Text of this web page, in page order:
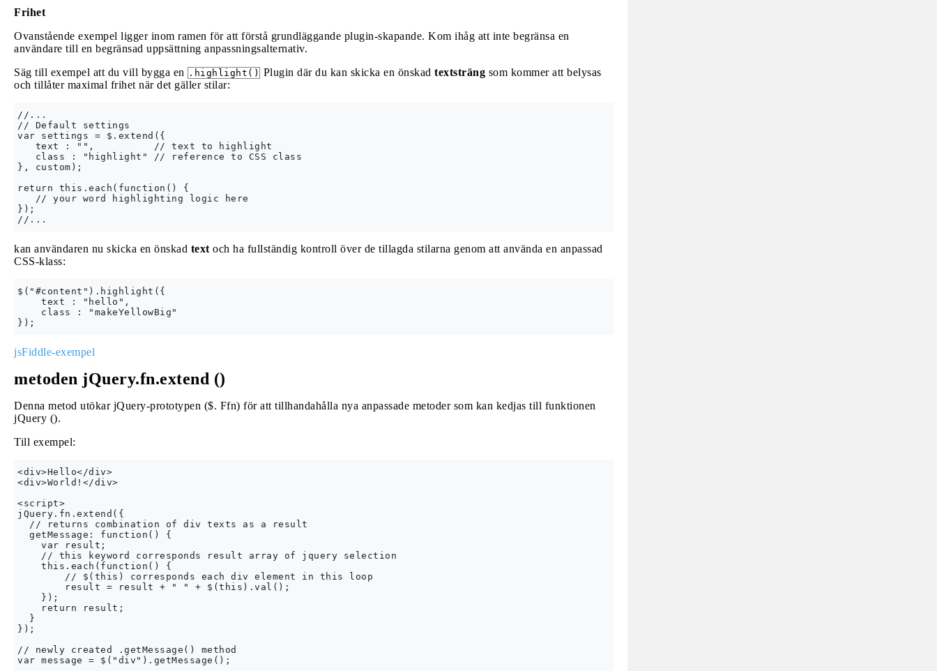
Frihet
Ovanstående exempel ligger inom ramen för att förstå grundläggande plugin-skapande. Kom ihåg att inte begränsa en
användare till en begränsad uppsättning anpassningsalternativ.
Säg till exempel att du vill bygga en
.highlight() Plugin där du kan skicka en önskad textsträng som kommer att belysas
och tillåter maximal frihet när det gäller stilar:
//...
// Default settings
var settings = $.extend({
   text : "",          // text to highlight
   class : "highlight" // reference to CSS class
}, custom);
return this.each(function() {
   // your word highlighting logic here
});
kan användaren nu skicka en önskad text och ha fullständig kontroll över de tillagda stilarna genom att använda en anpassad
CSS-klass:
$("#content").highlight({
    text : "hello",
    class : "makeYellowBig"
jsFiddle-exempel
metoden jQuery.fn.extend ()
Denna metod utökar jQuery-prototypen ($. Ffn) för att tillhandahålla nya anpassade metoder som kan kedjas till funktionen
jQuery ().
Till exempel:
<div>Hello</div>
<div>World!</div>
<script>
jQuery.fn.extend({
  // returns combination of div texts as a result
  getMessage: function() {
    var result;
    // this keyword corresponds result array of jquery selection
    this.each(function() {
        // $(this) corresponds each div element in this loop
        result = result + " " + $(this).val();
    });
    return result;
  }
});
// newly created .getMessage() method
var message = $("div").getMessage();